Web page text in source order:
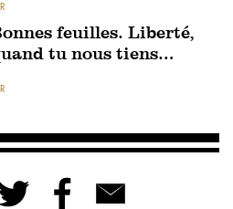
feuilles. Liberté,
tu nous tiens…